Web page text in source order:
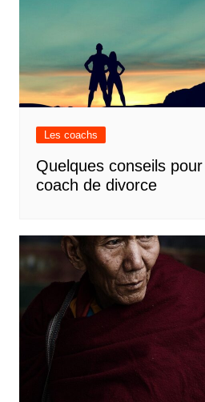
Les coachs
Quelques conseils
coach de divorce